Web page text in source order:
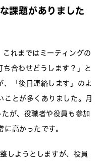
課題がありました
これまではミーティングの
ち合わせどうします？」と
、「後日連絡します」のよ
ことが多くありました。月
が、役職者や役員も参加
高かったです。
しようとしますが、役員